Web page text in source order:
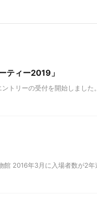
ティー2019」
トリーの受付を開始しまし
2016年3月に入場者数が2